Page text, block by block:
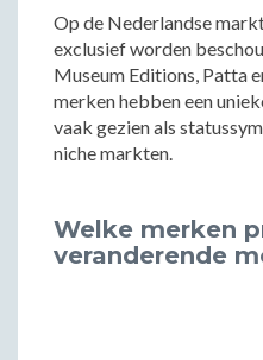
Op de Nederlandse
exclusief worden
Museum Editions, Patta
merken hebben een
vaak gezien als
niche markten.
Welke merken
veranderende